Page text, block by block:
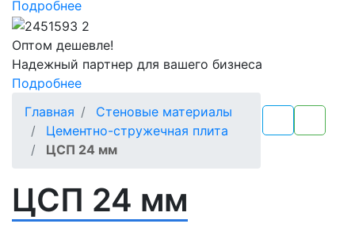
Подробнее
Оптом дешевле!
Надежный партнер для вашего бизнеса
Подробнее
Главная
Стеновые материалы
Цементно-стружечная плита
ЦСП 24 мм
ЦСП 24 мм